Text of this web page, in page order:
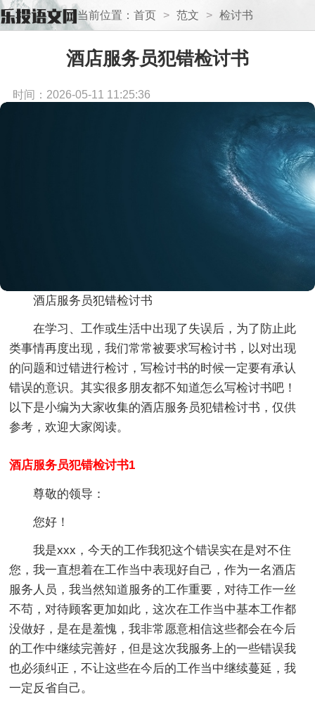
当前位置： 首页 > 范文 > 检讨书
酒店服务员犯错检讨书
时间：2026-05-11 11:25:36
酒店服务员犯错检讨书
在学习、工作或生活中出现了失误后，为了防止此
类事情再度出现，我们常常被要求写检讨书，以对出现
的问题和过错进行检讨，写检讨书的时候一定要有承认
错误的意识。其实很多朋友都不知道怎么写检讨书吧！
以下是小编为大家收集的酒店服务员犯错检讨书，仅供
参考，欢迎大家阅读。
酒店服务员犯错检讨书1
尊敬的领导：
您好！
我是xxx，今天的工作我犯这个错误实在是对不住
您，我一直想着在工作当中表现好自己，作为一名酒店
服务人员，我当然知道服务的工作重要，对待工作一丝
不苟，对待顾客更加如此，这次在工作当中基本工作都
没做好，是在是羞愧，我非常愿意相信这些都会在今后
的工作中继续完善好，但是这次我服务上的一些错误我
也必须纠正，不让这些在今后的工作当中继续蔓延，我
一定反省自己。